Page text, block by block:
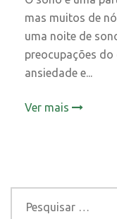
mas muitos de
uma noite de
preocupações do
ansiedade e...
Ver mais